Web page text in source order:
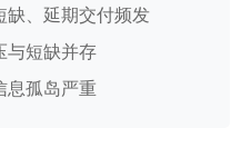
缺、延期交付频发
与短缺并存
息孤岛严重